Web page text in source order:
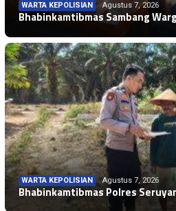
WARTA KEPOLISIAN Agustus 7, 2026
Bhabinkamtibmas Sambang
WARTA KEPOLISIAN Agustus 7, 2026
Bhabinkamtibmas Polres